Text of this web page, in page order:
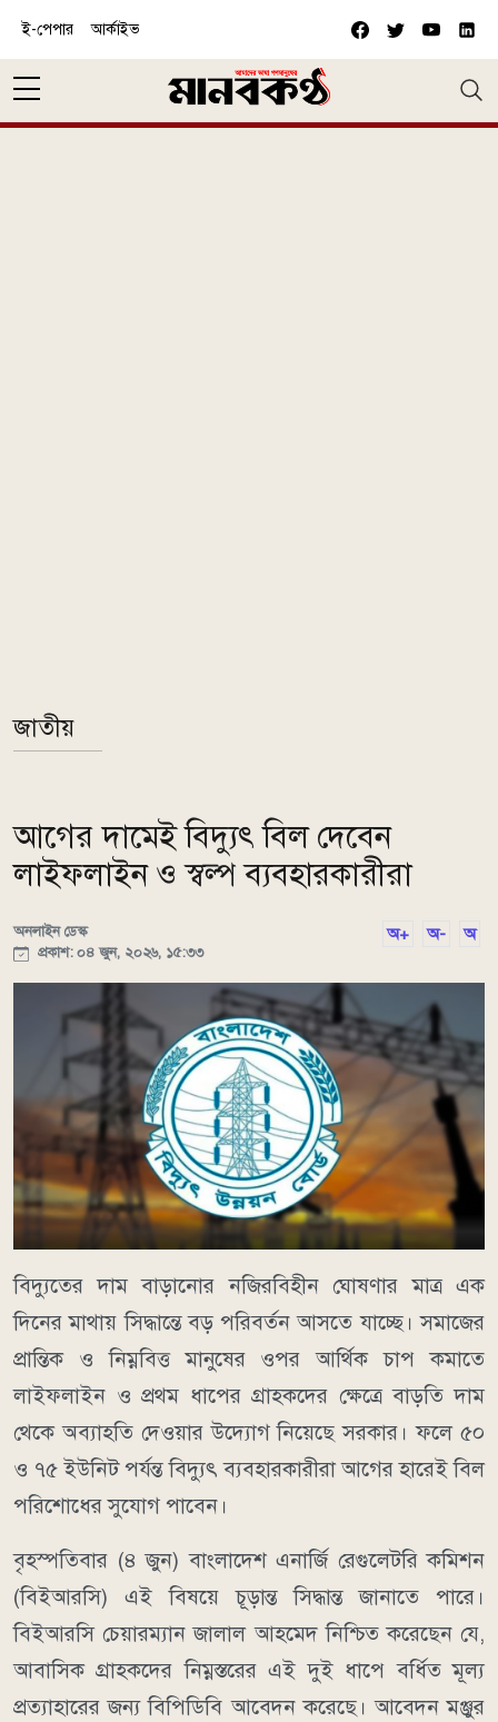
ই-পেপার আর্কাইভ
জাতীয়
আগের দামেই বিদ্যুৎ বিল দেবেন
লাইফলাইন ও স্বল্প ব্যবহারকারীরা
অনলাইন ডেস্ক
প্রকাশ: ০৪ জুন, ২০২৬, ১৫:৩৩
অ+ অ- অ
বিদ্যুতের দাম বাড়ানোর নজিরবিহীন ঘোষণার মাত্র এক
দিনের মাথায় সিদ্ধান্তে বড় পরিবর্তন আসতে যাচ্ছে। সমাজের
প্রান্তিক ও নিম্নবিত্ত মানুষের ওপর আর্থিক চাপ কমাতে
লাইফলাইন ও প্রথম ধাপের গ্রাহকদের ক্ষেত্রে বাড়তি দাম
থেকে অব্যাহতি দেওয়ার উদ্যোগ নিয়েছে সরকার। ফলে ৫০
ও ৭৫ ইউনিট পর্যন্ত বিদ্যুৎ ব্যবহারকারীরা আগের হারেই বিল
পরিশোধের সুযোগ পাবেন।
বৃহস্পতিবার (৪ জুন) বাংলাদেশ এনার্জি রেগুলেটরি কমিশন
(বিইআরসি) এই বিষয়ে চূড়ান্ত সিদ্ধান্ত জানাতে পারে।
বিইআরসি চেয়ারম্যান জালাল আহমেদ নিশ্চিত করেছেন যে,
আবাসিক গ্রাহকদের নিম্নস্তরের এই দুই ধাপে বর্ধিত মূল্য
প্রত্যাহারের জন্য বিপিডিবি আবেদন করেছে। আবেদন মঞ্জুর